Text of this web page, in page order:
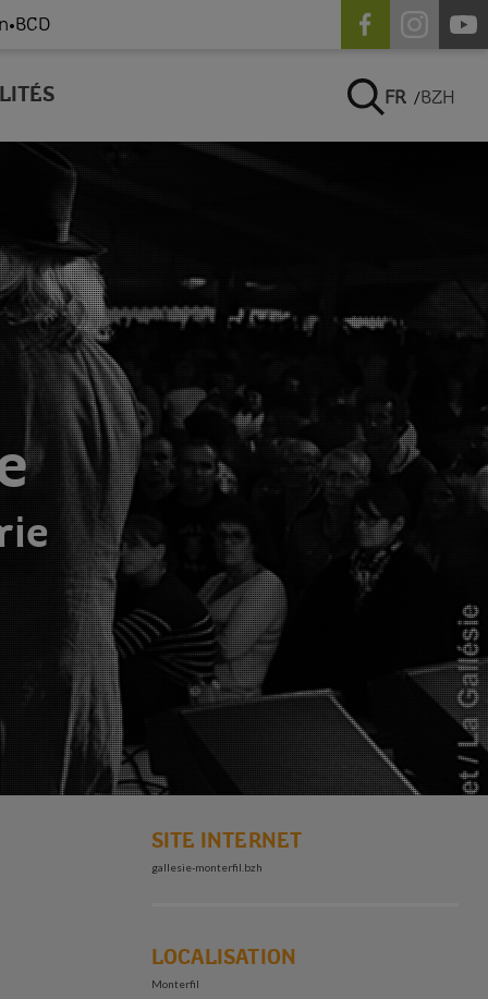
•BCD
FR BZH
SITE INTERNET
gallesie-monterfil.bzh
LOCALISATION
Monterfil